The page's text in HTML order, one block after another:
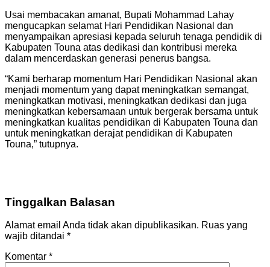
Usai membacakan amanat, Bupati Mohammad Lahay
mengucapkan selamat Hari Pendidikan Nasional dan
menyampaikan apresiasi kepada seluruh tenaga pendidik di
Kabupaten Touna atas dedikasi dan kontribusi mereka
dalam mencerdaskan generasi penerus bangsa.
“Kami berharap momentum Hari Pendidikan Nasional akan
menjadi momentum yang dapat meningkatkan semangat,
meningkatkan motivasi, meningkatkan dedikasi dan juga
meningkatkan kebersamaan untuk bergerak bersama untuk
meningkatkan kualitas pendidikan di Kabupaten Touna dan
untuk meningkatkan derajat pendidikan di Kabupaten
Touna,” tutupnya.
Tinggalkan Balasan
Alamat email Anda tidak akan dipublikasikan. Ruas yang
wajib ditandai *
Komentar *